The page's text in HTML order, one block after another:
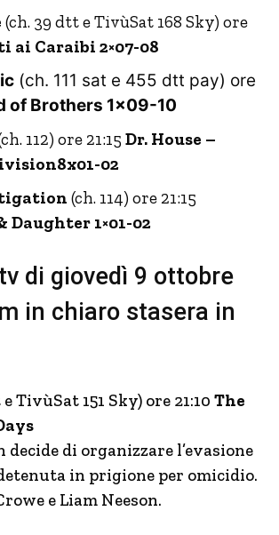
(ch. 39 dtt e TivùSat 168 Sky) ore
ai Caraibi 2×07-08
(ch. 111 sat e 455 dtt pay) ore
of Brothers 1×09-10
112) ore 21:15 Dr. House –
02
(ch. 114) ore 21:15
Daughter 1×01-02
di giovedì 9 ottobre
in chiaro stasera in
TivùSat 151 Sky) ore 21:10 The
decide di organizzare l’evasione
in prigione per omicidio.
e Liam Neeson.